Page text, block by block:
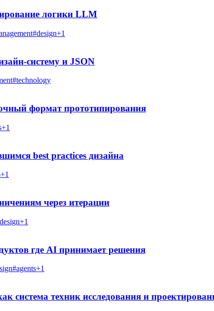
логики LLM
#design+1
систему и JSON
#technology
формат прототипирования
+1
best practices дизайна
+1
через итерации
design+1
где AI принимает решения
#agents+1
система техник исследования и